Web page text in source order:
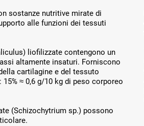
sostanze nutritive mirate di
alle funzioni dei tessuti
liofilizzate contengono un
altamente insaturi. Forniscono
cartilagine e del tessuto
≈ 0,6 g/10 kg di peso corporeo
(Schizochytrium sp.) possono